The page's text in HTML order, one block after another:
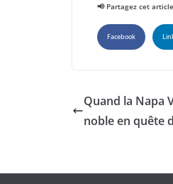
📢 Partagez cet
Facebook
Quand la Napa
noble en quête